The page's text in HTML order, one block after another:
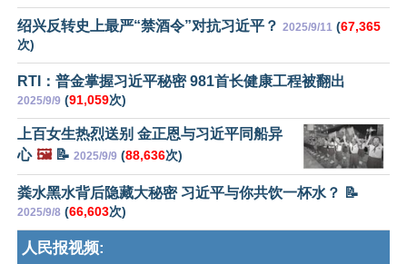
绍兴反转史上最严“禁酒令”对抗习近平？ 2025/9/11 (67,365
次)
RTI：普金掌握习近平秘密 981首长健康工程被翻出
2025/9/9 (91,059次)
上百女生热烈送别 金正恩与习近平同船异
心 🖼️📝 2025/9/9 (88,636次)
粪水黑水背后隐藏大秘密 习近平与你共饮一杯水？ 📝
2025/9/8 (66,603次)
人民报视频: